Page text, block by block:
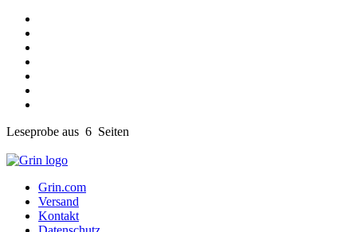
Leseprobe aus 6 Seiten
Grin.com
Versand
Kontakt